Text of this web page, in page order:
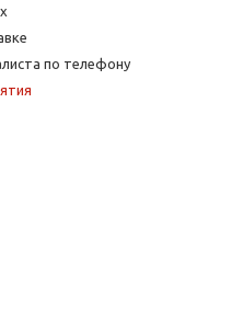
по телефону